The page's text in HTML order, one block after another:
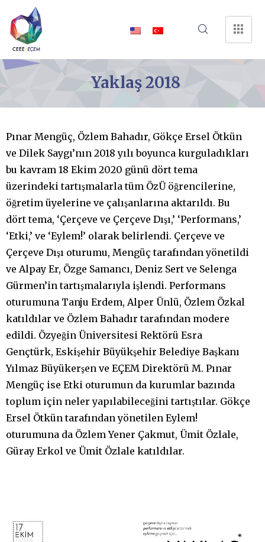
Yaklaş 2018
Pınar Mengüç, Özlem Bahadır, Gökçe Ersel Ötkün
ve Dilek Saygı’nın 2018 yılı boyunca kurguladıkları
bu kavram 18 Ekim 2020 günü dört tema
üzerindeki tartışmalarla tüm ÖzÜ öğrencilerine,
öğretim üyelerine ve çalışanlarına aktarıldı. Bu
dört tema, ‘Çerçeve ve Çerçeve Dışı,’ ‘Performans,’
‘Etki,’ ve ‘Eylem!’ olarak belirlendi. Çerçeve ve
Çerçeve Dışı oturumu, Mengüç tarafından yönetildi
ve Alpay Er, Özge Samancı, Deniz Sert ve Selenga
Gürmen’in tartışmalarıyla işlendi. Performans
oturumuna Tanju Erdem, Alper Ünlü, Özlem Özkal
katıldılar ve Özlem Bahadır tarafından modere
edildi. Özyeğin Üniversitesi Rektörü Esra
Gençtürk, Eskişehir Büyükşehir Belediye Başkanı
Yılmaz Büyükerşen ve EÇEM Direktörü M. Pınar
Mengüç ise Etki oturumun da kurumlar bazında
toplum için neler yapılabileceğini tartıştılar. Gökçe
Ersel Ötkün tarafından yönetilen Eylem!
oturumuna da Özlem Yener Çakmut, Ümit Özlale,
Güray Erkol ve Ümit Özlale katıldılar.